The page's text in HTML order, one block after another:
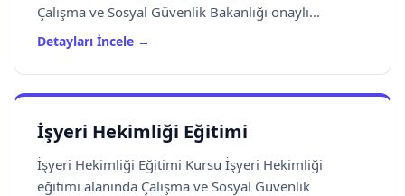
Çalışma ve Sosyal Güvenlik Bakanlığı onaylı...
Detayları İncele →
İşyeri Hekimliği Eğitimi
İşyeri Hekimliği Eğitimi Kursu İşyeri Hekimliği
eğitimi alanında Çalışma ve Sosyal Güvenlik